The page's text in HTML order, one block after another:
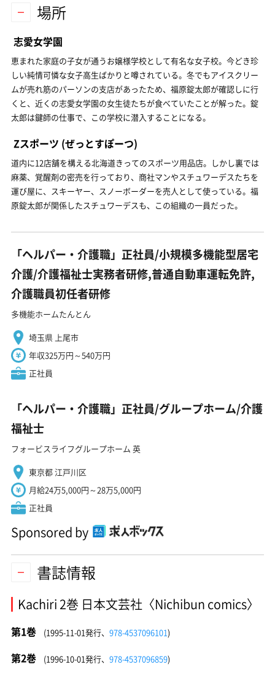
場所
志愛女学園
恵まれた家庭の子女が通うお嬢様学校として有名な女子校。今どき珍
しい純情可憐な女子高生ばかりと噂されている。冬でもアイスクリー
ムが売れ筋のパーソンの支店があったため、福原錠太郎が確認しに行
くと、近くの志愛女学園の女生徒たちが食べていたことが解った。錠
太郎は鍵師の仕事で、この学校に潜入することになる。
Zスポーツ (ぜっとすぽーつ)
道内に12店舗を構える北海道きってのスポーツ用品店。しかし裏では
麻薬、覚醒剤の密売を行っており、商社マンやスチュワーデスたちを
運び屋に、スキーヤー、スノーボーダーを売人として使っている。福
原錠太郎が関係したスチュワーデスも、この組織の一員だった。
「ヘルパー・介護職」正社員/小規模多機能型居宅
介護/介護福祉士実務者研修,普通自動車運転免許,
介護職員初任者研修
多機能ホームたんとん
埼玉県 上尾市
年収325万円～540万円
正社員
「ヘルパー・介護職」正社員/グループホーム/介護
福祉士
フォービスライフグループホーム 英
東京都 江戸川区
月給24万5,000円～28万5,000円
正社員
Sponsored by
書誌情報
Kachiri 2巻 日本文芸社〈Nichibun comics〉
第1巻 (1995-11-01発行、 978-4537096101)
第2巻 (1996-10-01発行、 978-4537096859)